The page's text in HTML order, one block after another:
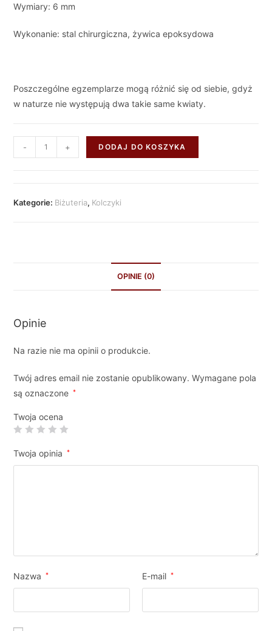
Wymiary: 6 mm
Wykonanie: stal chirurgiczna, żywica epoksydowa
Poszczególne egzemplarze mogą różnić się od siebie, gdyż
w naturze nie występują dwa takie same kwiaty.
- + DODAJ DO KOSZYKA
Kategorie: Biżuteria, Kolczyki
OPINIE (0)
Opinie
Na razie nie ma opinii o produkcie.
Twój adres email nie zostanie opublikowany. Wymagane pola
są oznaczone
*
Twoja ocena
Twoja opinia *
Nazwa * E-mail *